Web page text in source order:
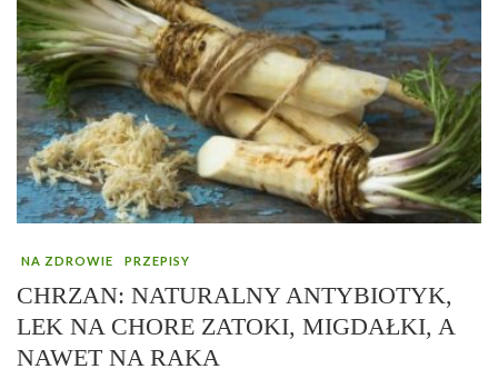
NA ZDROWIE PRZEPISY
CHRZAN: NATURALNY ANTYBIOTYK,
LEK NA CHORE ZATOKI, MIGDAŁKI, A
NAWET NA RAKA